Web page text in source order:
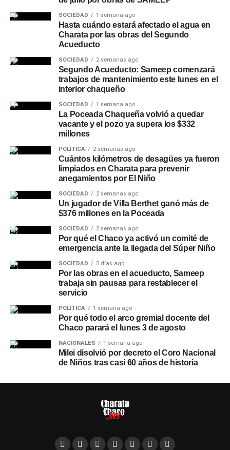
SOCIEDAD 1 semana ago
Hasta cuándo estará afectado el agua en
Charata por las obras del Segundo
Acueducto
SOCIEDAD 2 semanas ago
Segundo Acueducto: Sameep comenzará
trabajos de mantenimiento este lunes en el
interior chaqueño
SOCIEDAD 1 semana ago
La Poceada Chaqueña volvió a quedar
vacante y el pozo ya supera los $332
millones
POLÍTICA 2 semanas ago
Cuántos kilómetros de desagües ya fueron
limpiados en Charata para prevenir
anegamientos por El Niño
SOCIEDAD 2 semanas ago
Un jugador de Villa Berthet ganó más de
$376 millones en la Poceada
SOCIEDAD 2 semanas ago
Por qué el Chaco ya activó un comité de
emergencia ante la llegada del Súper Niño
SOCIEDAD 5 días ago
Por las obras en el acueducto, Sameep
trabaja sin pausas para restablecer el
servicio
POLÍTICA 1 semana ago
Por qué todo el arco gremial docente del
Chaco parará el lunes 3 de agosto
NACIONALES 1 semana ago
Milei disolvió por decreto el Coro Nacional
de Niños tras casi 60 años de historia